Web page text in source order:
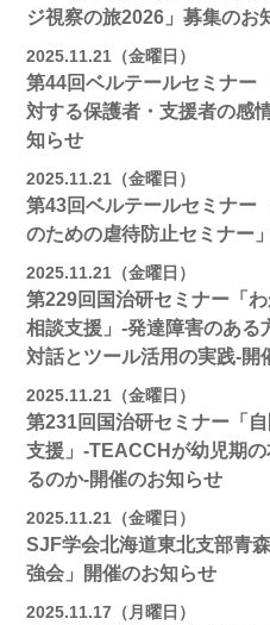
ジ視察の旅2026」募集のお
2025.11.21（金曜日）
第44回ベルテールセミナー
対する保護者・支援者の感
知らせ
2025.11.21（金曜日）
第43回ベルテールセミナー
のための虐待防止セミナー
2025.11.21（金曜日）
第229回国治研セミナー「
相談支援」-発達障害のある
対話とツール活用の実践-開
2025.11.21（金曜日）
第231回国治研セミナー「
支援」-TEACCHが幼児期
るのか-開催のお知らせ
2025.11.21（金曜日）
SJF学会北海道東北支部青
強会」開催のお知らせ
2025.11.17（月曜日）